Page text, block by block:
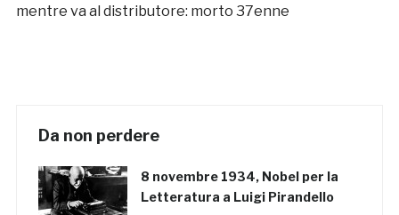
mentre va al distributore: morto 37enne
Da non perdere
8 novembre 1934, Nobel per la
Letteratura a Luigi Pirandello